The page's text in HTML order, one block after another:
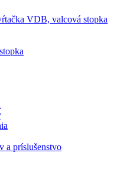
VDB, valcová stopka
a príslušenstvo